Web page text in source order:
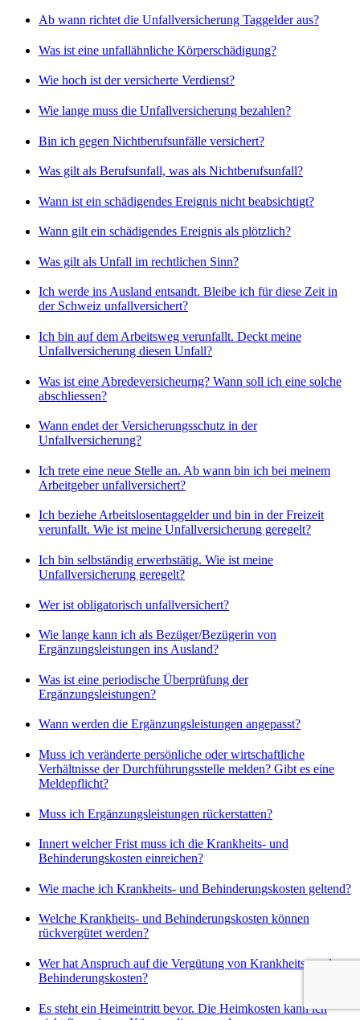
Ab wann richtet die Unfallversicherung Taggelder aus?
Was ist eine unfallähnliche Körperschädigung?
Wie hoch ist der versicherte Verdienst?
Wie lange muss die Unfallversicherung bezahlen?
Bin ich gegen Nichtberufsunfälle versichert?
Was gilt als Berufsunfall, was als Nichtberufsunfall?
Wann ist ein schädigendes Ereignis nicht beabsichtigt?
Wann gilt ein schädigendes Ereignis als plötzlich?
Was gilt als Unfall im rechtlichen Sinn?
Ich werde ins Ausland entsandt. Bleibe ich für diese Zeit in
der Schweiz unfallversichert?
Ich bin auf dem Arbeitsweg verunfallt. Deckt meine
Unfallversicherung diesen Unfall?
Was ist eine Abredeversicheurng? Wann soll ich eine solche
abschliessen?
Wann endet der Versicherungsschutz in der
Unfallversicherung?
Ich trete eine neue Stelle an. Ab wann bin ich bei meinem
Arbeitgeber unfallversichert?
Ich beziehe Arbeitslosentaggelder und bin in der Freizeit
verunfallt. Wie ist meine Unfallversicherung geregelt?
Ich bin selbständig erwerbstätig. Wie ist meine
Unfallversicherung geregelt?
Wer ist obligatorisch unfallversichert?
Wie lange kann ich als Bezüger/Bezügerin von
Ergänzungsleistungen ins Ausland?
Was ist eine periodische Überprüfung der
Ergänzungsleistungen?
Wann werden die Ergänzungsleistungen angepasst?
Muss ich veränderte persönliche oder wirtschaftliche
Verhältnisse der Durchführungsstelle melden? Gibt es eine
Meldepflicht?
Muss ich Ergänzungsleistungen rückerstatten?
Innert welcher Frist muss ich die Krankheits- und
Behinderungskosten einreichen?
Wie mache ich Krankheits- und Behinderungskosten geltend?
Welche Krankheits- und Behinderungskosten können
rückvergütet werden?
Wer hat Anspruch auf die Vergütung von Krankheits- und
Behinderungskosten?
Es steht ein Heimeintritt bevor. Die Heimkosten kann ich